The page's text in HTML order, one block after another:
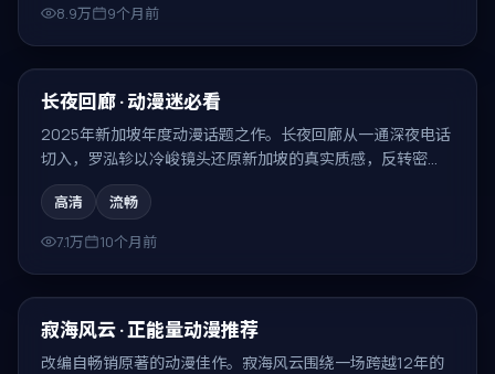
8.9万
9个月前
最新
长夜回廊 · 动漫迷必看
2025年新加坡年度动漫话题之作。长夜回廊从一通深夜电话
切入，罗泓轸以冷峻镜头还原新加坡的真实质感，反转密
集、回味无穷。
高清
流畅
7.1万
10个月前
最新
寂海风云 · 正能量动漫推荐
改编自畅销原著的动漫佳作。寂海风云围绕一场跨越12年的